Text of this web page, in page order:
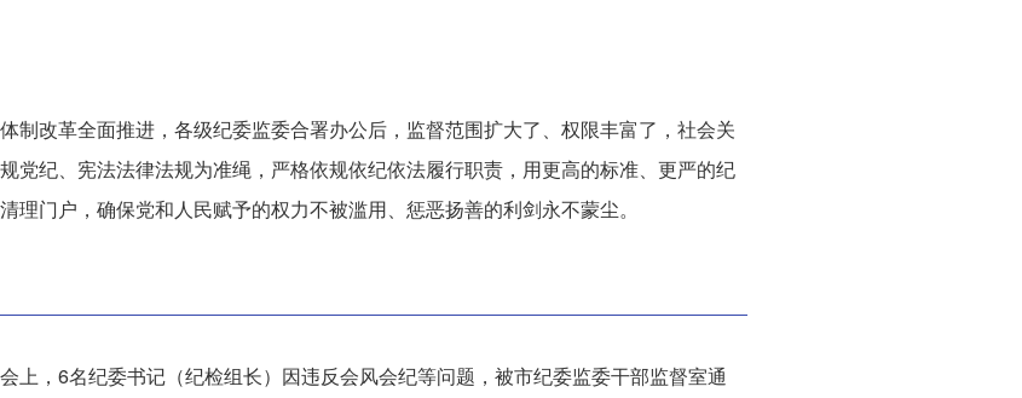
制改革全面推进，各级纪委监委合署办公后，监督范围扩大了、权限丰富了，社会关
党纪、宪法法律法规为准绳，严格依规依纪依法履行职责，用更高的标准、更严的纪
理门户，确保党和人民赋予的权力不被滥用、惩恶扬善的利剑永不蒙尘。
上，6名纪委书记（纪检组长）因违反会风会纪等问题，被市纪委监委干部监督室通